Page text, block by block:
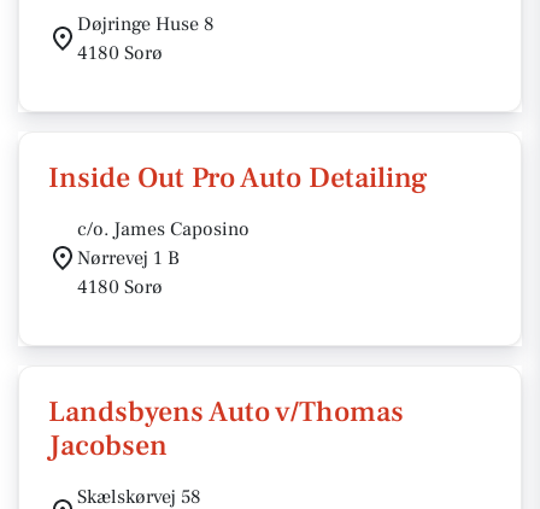
Døjringe Huse 8
4180 Sorø
Inside Out Pro Auto Detailing
c/o. James Caposino
Nørrevej 1 B
4180 Sorø
Landsbyens Auto v/Thomas
Jacobsen
Skælskørvej 58